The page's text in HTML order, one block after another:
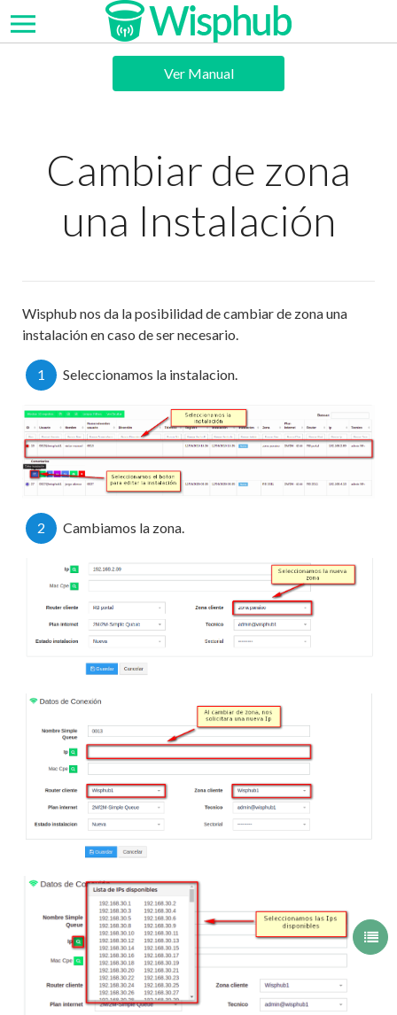
Ver Manual
Cambiar de zona
una Instalación
Wisphub nos da la posibilidad de cambiar de zona una
instalación en caso de ser necesario.
1 Seleccionamos la instalacion.
2 Cambiamos la zona.